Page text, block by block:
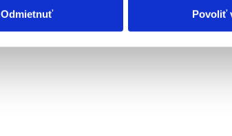
Odmietnuť Povoliť